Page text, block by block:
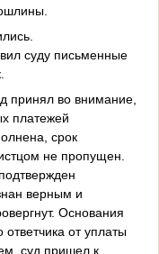
суду письменные
принял во внимание,
платежей
срок
не пропущен.
верным и
Основания
от уплаты
суд пришел к